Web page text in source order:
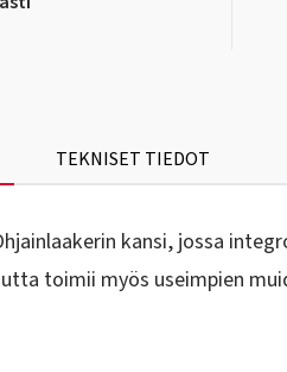
TEKNISET TIEDOT
kansi, jossa
toimii myös useimpien